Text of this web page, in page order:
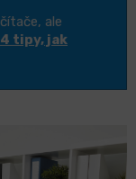
ale
4 tipy, jak